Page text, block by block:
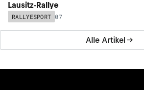
Alle Artikel
Lausitz-Rallye
RALLYESPORT 07.11.2021 - 17:41